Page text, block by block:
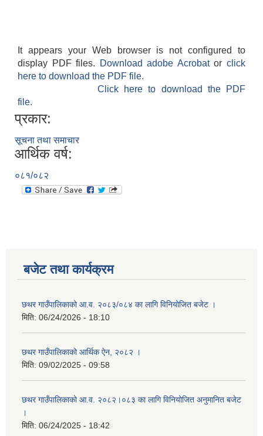
It appears your Web browser is not configured to
display PDF files.
Download adobe Acrobatorclick
here to download the PDF file.
Click here to download the PDF
file.
प्रकार:
सूचना तथा समाचार
आर्थिक वर्ष:
०८१/०८२
बजेट तथा कार्यक्रम
छथर गाउँपालिकाको आ.व. २०८३/०८४ का लागि विनियोजित बजेट ।
मिति: 06/24/2026 - 18:10
छथर गाउँपालिकाको आर्थिक ऐन, २०८२ ।
मिति: 09/02/2025 - 09:58
छथर गाउँपालिकाको आ.व. २०८२।०८३ का लागि विनियोजित अनुमानित बजेट
।
मिति: 06/24/2025 - 18:42